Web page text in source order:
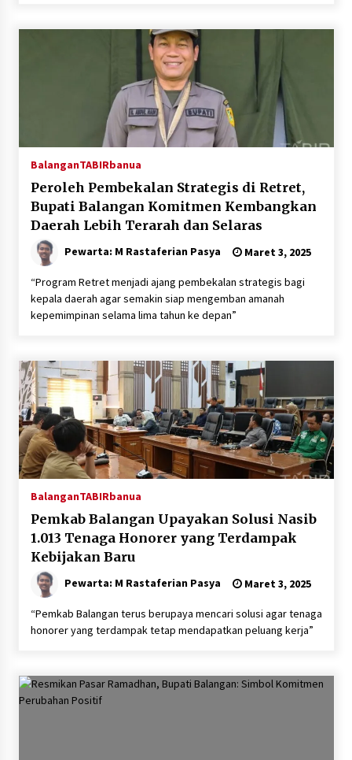
BalanganTABIRbanua
Peroleh Pembekalan Strategis di Retret,
Bupati Balangan Komitmen Kembangkan
Daerah Lebih Terarah dan Selaras
Pewarta: M Rastaferian Pasya Maret 3, 2025
“Program Retret menjadi ajang pembekalan strategis bagi
kepala daerah agar semakin siap mengemban amanah
kepemimpinan selama lima tahun ke depan”
BalanganTABIRbanua
Pemkab Balangan Upayakan Solusi Nasib
1.013 Tenaga Honorer yang Terdampak
Kebijakan Baru
Pewarta: M Rastaferian Pasya Maret 3, 2025
“Pemkab Balangan terus berupaya mencari solusi agar tenaga
honorer yang terdampak tetap mendapatkan peluang kerja”